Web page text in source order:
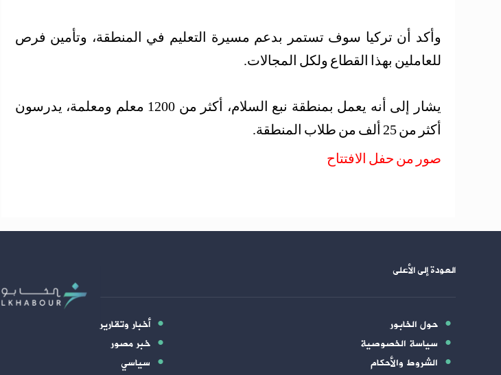
وأكد أن تركيا سوف تستمر بدعم مسيرة التعليم في المنطقة، وتأمين فرص
للعاملين بهذا القطاع ولكل المجالات.
يشار إلى أنه يعمل بمنطقة نبع السلام، أكثر من 1200 معلم ومعلمة، يدرسون
أكثر من 25 ألف من طلاب المنطقة.
صور من حفل الافتتاح
العودة إلى الأعلى
حول الخابور
سياسة الخصوصية
الشروط والأحكام
أخبار وتقارير
خبر مصور
سياسي